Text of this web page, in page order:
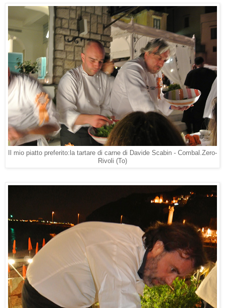
Il mio piatto preferito:la tartare di carne di Davide Scabin - Combal.Zero-
Rivoli (To)